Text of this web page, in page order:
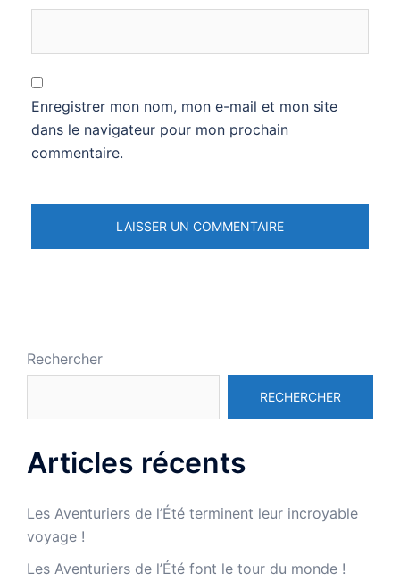
Enregistrer mon nom, mon e-mail et mon site
dans le navigateur pour mon prochain
commentaire.
Rechercher
RECHERCHER
Articles récents
Les Aventuriers de l’Été terminent leur incroyable
voyage !
Les Aventuriers de l’Été font le tour du monde !